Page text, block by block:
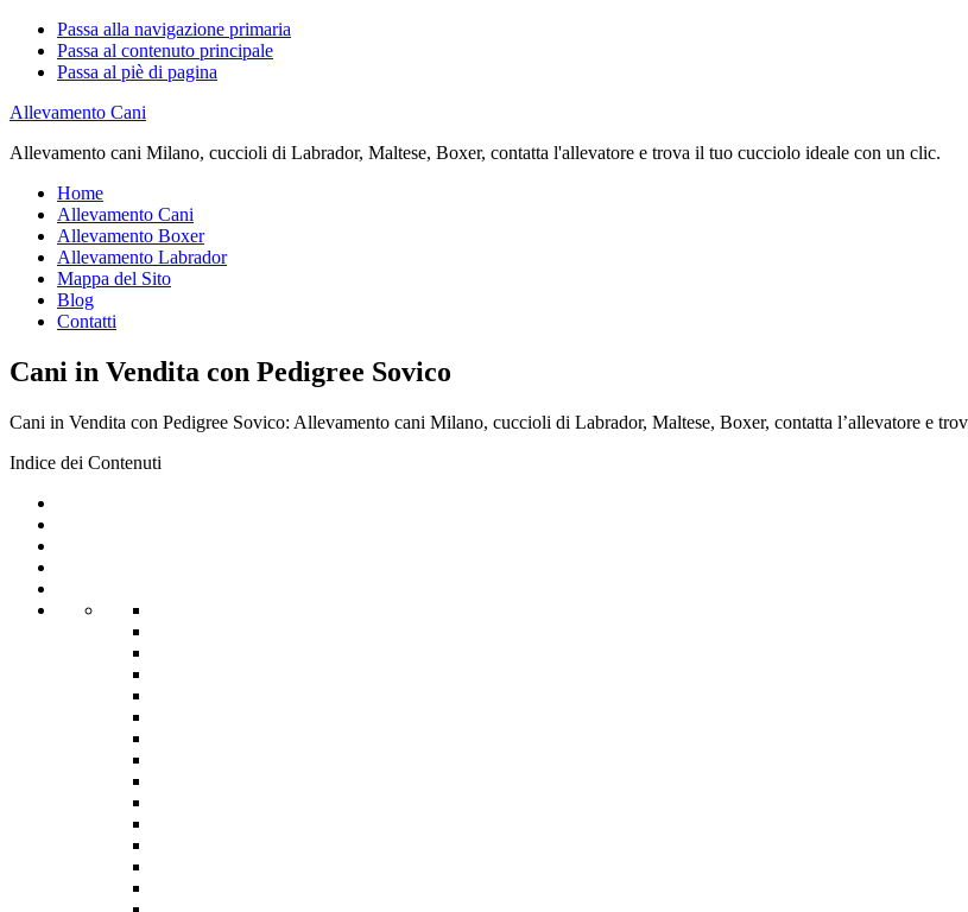
Passa alla navigazione primaria
Passa al contenuto principale
Passa al piè di pagina
Allevamento Cani
Allevamento cani Milano, cuccioli di Labrador, Maltese, Boxer, contatta l'allevatore e trova il tuo cucciolo ideale con un clic.
Home
Allevamento Cani
Allevamento Boxer
Allevamento Labrador
Mappa del Sito
Blog
Contatti
Cani in Vendita con Pedigree Sovico
Cani in Vendita con Pedigree Sovico: Allevamento cani Milano, cuccioli di Labrador, Maltese, Boxer, contatta l’allevatore e
Indice dei Contenuti